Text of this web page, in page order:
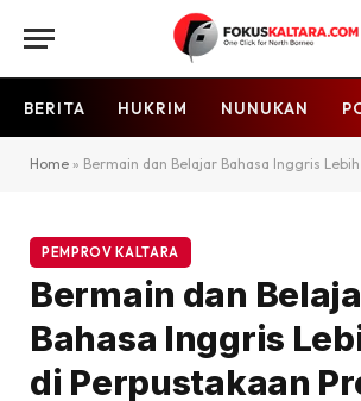
BERITA HUKRIM NUNUKAN
Home » Bermain dan Belajar Bahasa Inggris Lebih Seru di
PEMPROV KALTARA
Bermain dan
Bahasa Inggris
di Perpustakaan